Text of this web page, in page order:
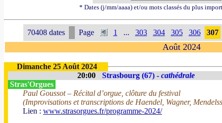
* Dates (j/mm/aaaa) et/ou mots classés du plus
70408 dates Page 1 ... 303 304 305 306 307
Août 2024
Dimanche 25 Août 2024
20:00
Strasbourg (67) - cathédrale
Stras'Orgues
Paul Goussot – Récital d’orgue, clôture du festival
(Improvisations et transcriptions de Haendel, Wagner,
Lien : www.strasorgues.fr/programme-2024/